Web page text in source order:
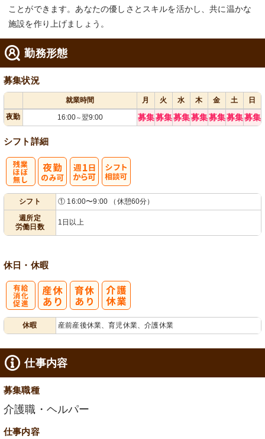
ことができます。あなたの優しさとスキルを活かし、共に温かな
施設を作り上げましょう。
勤務形態
募集状況
就業時間 月 火 水 木 金 土
日
夜勤
16:00～翌9:00 募集募集募集募集募集募集募集
シフト詳細
シフト
① 16:00〜9:00 （休憩60分）
週所定
労働日数
1日以上
休日・休暇
休暇 産前産後休業、育児休業、介護休業
仕事内容
募集職種
介護職・ヘルパー
仕事内容